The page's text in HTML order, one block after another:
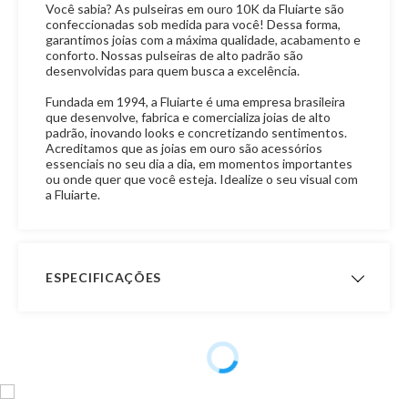
Você sabia? As pulseiras em ouro 10K da Fluiarte são
confeccionadas sob medida para você! Dessa forma,
garantimos joias com a máxima qualidade, acabamento e
conforto. Nossas pulseiras de alto padrão são
desenvolvidas para quem busca a excelência.
Fundada em 1994, a Fluiarte é uma empresa brasileira
que desenvolve, fabrica e comercializa joias de alto
padrão, inovando looks e concretizando sentimentos.
Acreditamos que as joias em ouro são acessórios
essenciais no seu dia a dia, em momentos importantes
ou onde quer que você esteja. Idealize o seu visual com
a Fluiarte.
ESPECIFICAÇÕES
comprimento: 1,3 gramas
- Peso com 15,0 cm de
comprimento: 1,4 gramas